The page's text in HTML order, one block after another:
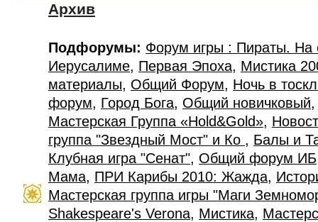
Архив
Подфорумы: Форум игры : Пираты. На
Иерусалиме, Первая Эпоха, Мистика
материалы, Общий Форум, Ночь в
форум, Город Бога, Общий новичковый
Мастерская Группа «Hold&Gold»,
группа "Звездный Мост" и Ко , Балы и
Клубная игра "Сенат", Общий форум ИБ
Мама, ПРИ Карибы 2010: Жажда,
Мастерская группа игры "Маги
Shakespeare's Verona, Мистика,